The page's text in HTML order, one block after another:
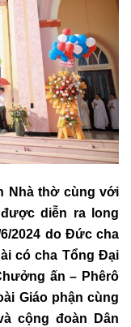
Nhà thờ cùng với
diễn ra long
2024 do Đức cha
có cha Tổng Đại
ấn – Phêrô
Giáo phận cùng
cộng đoàn Dân